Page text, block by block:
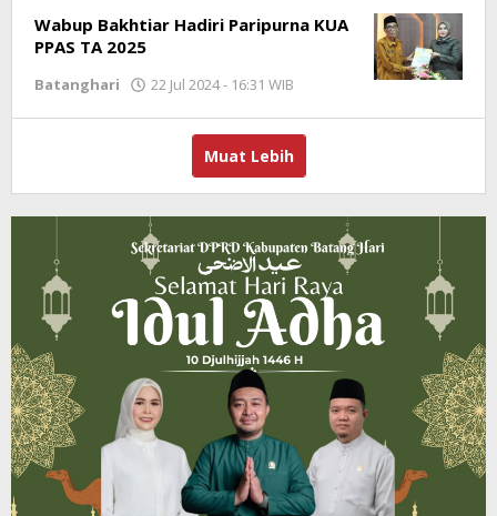
Wabup Bakhtiar Hadiri Paripurna KUA
PPAS TA 2025
Batanghari 22 Jul 2024 - 16:31 WIB
Muat Lebih